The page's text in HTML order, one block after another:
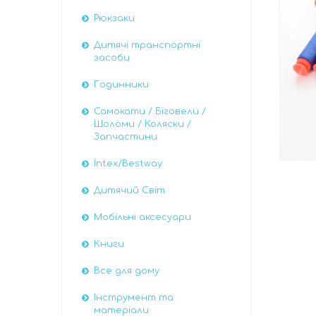
Рюкзаки
Дитячі транспортні
засоби
Годинники
Самокати / Біговели /
Шоломи / Коляски /
Запчастини
Intex/Bestway
Дитячий Світ
Мобільні аксесуари
Книги
Все для дому
Інструмент та
матеріали